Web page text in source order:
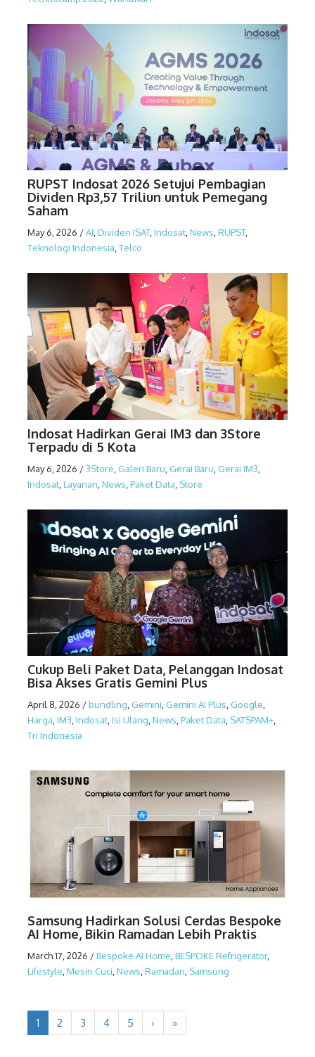
RUPST Indosat 2026 Setujui Pembagian
Dividen Rp3,57 Triliun untuk Pemegang
Saham
May 6, 2026 /AI,Dividen ISAT,Indosat,News,RUPST,
Teknologi Indonesia,Telco
Indosat Hadirkan Gerai IM3 dan 3Store
Terpadu di 5 Kota
May 6, 2026 /3Store Galeri Baru Gerai Baru Gerai IM3
Indosat Layanan News Paket Data Store
Cukup Beli Paket Data, Pelanggan Indosat
Bisa Akses Gratis Gemini Plus
April 8, 2026 /bundling Gemini Gemini AI Plus Google
Harga IM3 Indosat Isi Ulang News Paket Data SATSPAM+
Tri Indonesia
Samsung Hadirkan Solusi Cerdas Bespoke
AI Home, Bikin Ramadan Lebih Praktis
March 17, 2026 /Bespoke AI Home BESPOKE Refrigerator,
Lifestyle Mesin Cuci News Ramadan Samsung
1 2 3 4 5 › »